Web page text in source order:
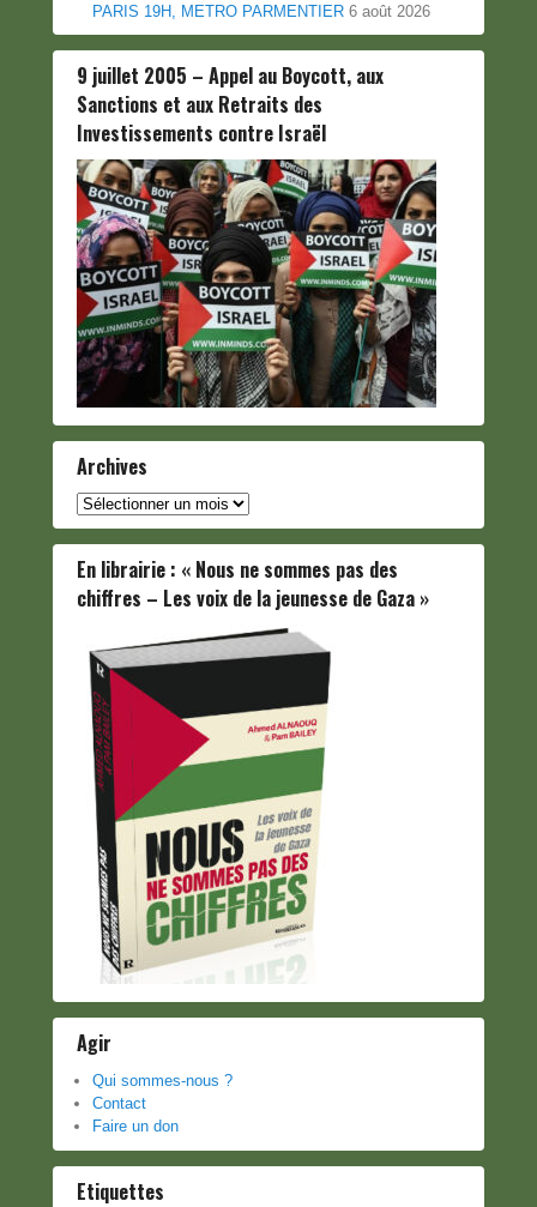
PARIS 19H, METRO PARMENTIER 6 août 2026
9 juillet 2005 – Appel au Boycott, aux
Sanctions et aux Retraits des
Investissements contre Israël
Archives
Archives
En librairie : « Nous ne sommes pas des
chiffres – Les voix de la jeunesse de Gaza »
Agir
Qui sommes-nous ?
Contact
Faire un don
Etiquettes